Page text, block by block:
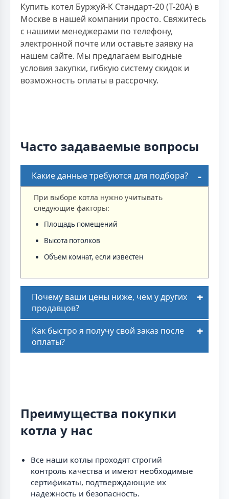
Купить котел Буржуй-К Стандарт-20 (Т-20А) в
Москве в нашей компании просто. Свяжитесь
с нашими менеджерами по телефону,
электронной почте или оставьте заявку на
нашем сайте. Мы предлагаем выгодные
условия закупки, гибкую систему скидок и
возможность оплаты в рассрочку.
Часто задаваемые вопросы
Какие данные требуются для подбора?
При выборе котла нужно учитывать
следующие факторы:
Площадь помещений
Высота потолков
Объем комнат, если известен
Почему ваши цены ниже, чем у других
продавцов?
Как быстро я получу свой заказ после
оплаты?
Преимущества покупки
котла у нас
Все наши котлы проходят строгий
контроль качества и имеют необходимые
сертификаты, подтверждающие их
надежность и безопасность.